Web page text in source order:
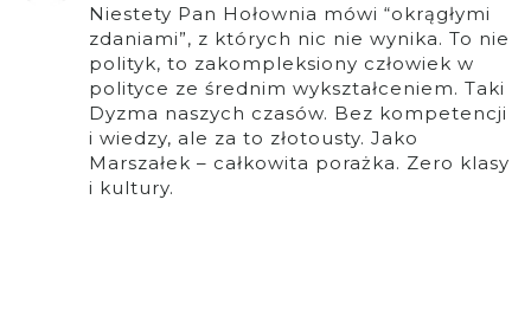
Niestety Pan Hołownia mówi “okrągłymi
zdaniami”, z których nic nie wynika. To nie
polityk, to zakompleksiony człowiek w
polityce ze średnim wykształceniem. Taki
Dyzma naszych czasów. Bez kompetencji
i wiedzy, ale za to złotousty. Jako
Marszałek – całkowita porażka. Zero klasy
i kultury.